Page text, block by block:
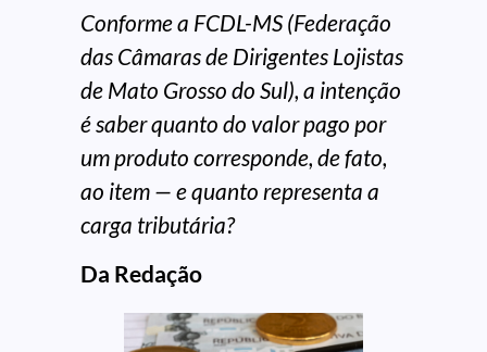
Conforme a FCDL-MS (Federação
das Câmaras de Dirigentes Lojistas
de Mato Grosso do Sul), a intenção
é saber quanto do valor pago por
um produto corresponde, de fato,
ao item — e quanto representa a
carga tributária?
Da Redação